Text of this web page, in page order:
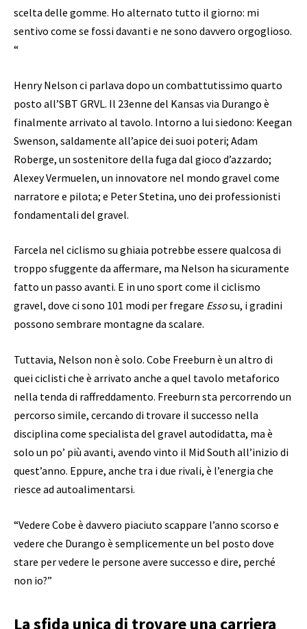
scelta delle gomme. Ho alternato tutto il giorno: mi
sentivo come se fossi davanti e ne sono davvero orgoglioso.
“
Henry Nelson ci parlava dopo un combattutissimo quarto
posto all’SBT GRVL. Il 23enne del Kansas via Durango è
finalmente arrivato al tavolo. Intorno a lui siedono: Keegan
Swenson, saldamente all’apice dei suoi poteri; Adam
Roberge, un sostenitore della fuga dal gioco d’azzardo;
Alexey Vermuelen, un innovatore nel mondo gravel come
narratore e pilota; e Peter Stetina, uno dei professionisti
fondamentali del gravel.
Farcela nel ciclismo su ghiaia potrebbe essere qualcosa di
troppo sfuggente da affermare, ma Nelson ha sicuramente
fatto un passo avanti. E in uno sport come il ciclismo
gravel‚ dove ci sono 101 modi per fregare Essosu, i gradini
possono sembrare montagne da scalare.
Tuttavia, Nelson non è solo. Cobe Freeburn è un altro di
quei ciclisti che è arrivato anche a quel tavolo metaforico
nella tenda di raffreddamento. Freeburn sta percorrendo un
percorso simile, cercando di trovare il successo nella
disciplina come specialista del gravel autodidatta, ma è
solo un po’ più avanti, avendo vinto il Mid South all’inizio di
quest’anno. Eppure, anche tra i due rivali, è l’energia che
riesce ad autoalimentarsi.
“Vedere Cobe è davvero piaciuto scappare l’anno scorso e
vedere che Durango è semplicemente un bel posto dove
stare per vedere le persone avere successo e dire, perché
non io?”
La sfida unica di trovare una carriera